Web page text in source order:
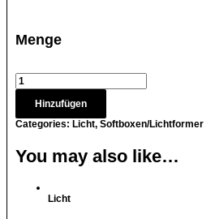
Menge
Hinzufügen
Categories: Licht, Softboxen/Lichtformer
You may also like…
Licht